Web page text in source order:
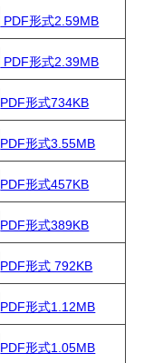
PDF形式2.59MB
PDF形式2.39MB
PDF形式734KB
PDF形式3.55MB
PDF形式457KB
PDF形式389KB
PDF形式 792KB
PDF形式1.12MB
PDF形式1.05MB